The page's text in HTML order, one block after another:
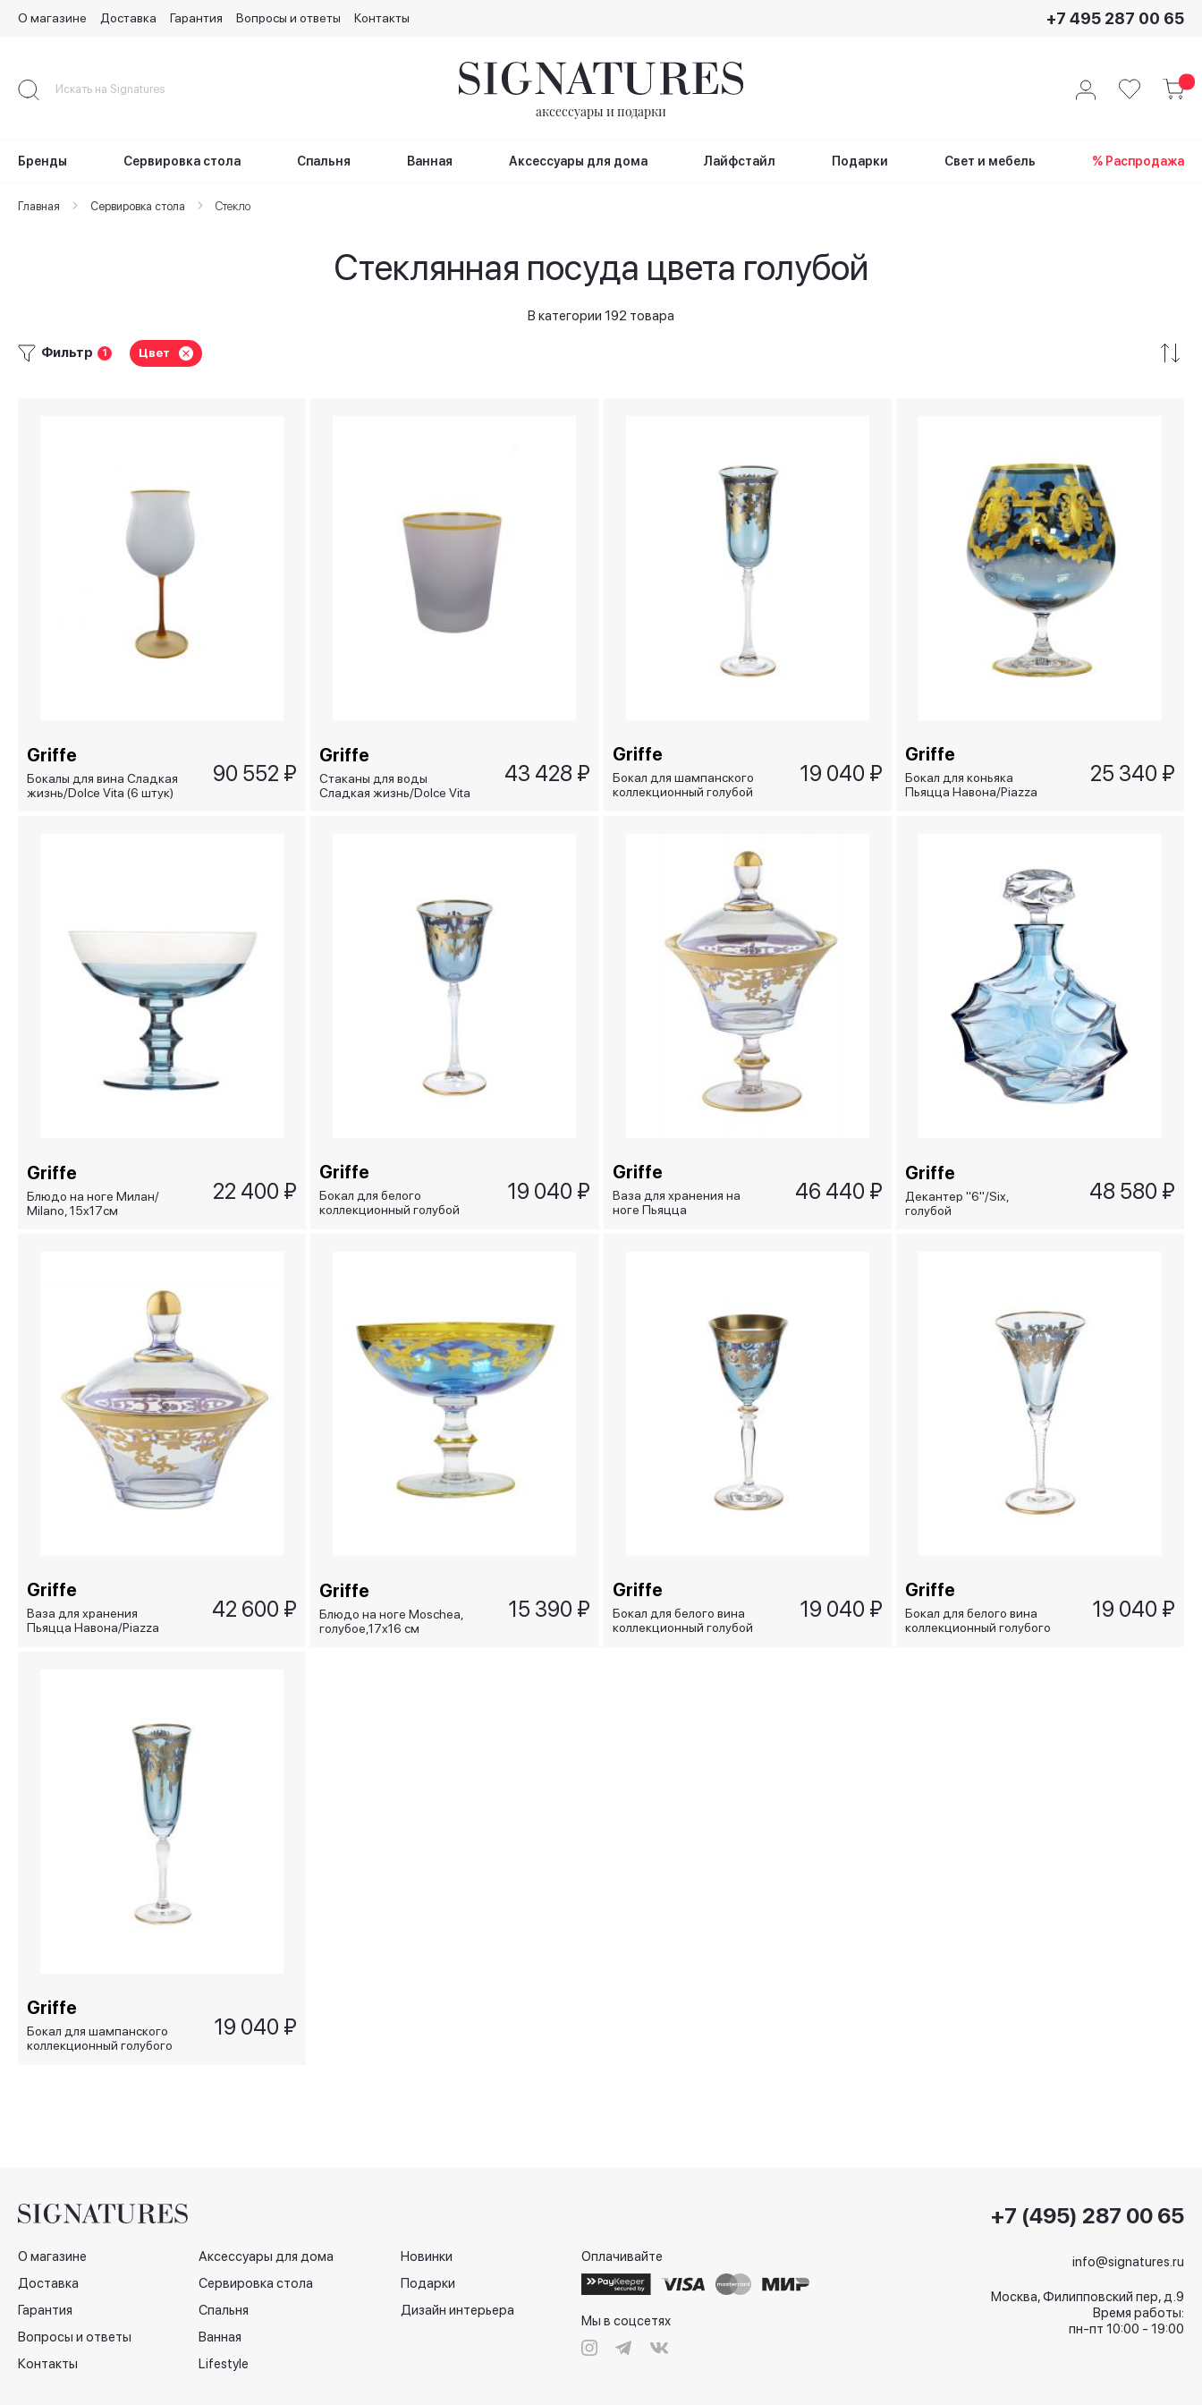
Content
О магазине Доставка Гарантия Вопросы и ответы Контакты +7 495 287 00 65
аксессуары и подарки
Бренды Сервировка стола Спальня Ванная Аксессуары для дома Лайфстайл Подарки Свет и мебель % Распродажа
Главная Сервировка стола Стекло
Стеклянная посуда цвета голубой
В категории 192 товара
Фильтр 1 Цвет
Griffe
Бокалы для вина Сладкая
жизнь/Dolce Vita (6 штук)
90 552 ₽
Griffe
Стаканы для воды
Сладкая жизнь/Dolce Vita
43 428 ₽
Griffe
Бокал для шампанского
коллекционный голубой
19 040 ₽
Griffe
Бокал для коньяка
Пьяцца Навона/Piazza
25 340 ₽
Griffe
Блюдо на ноге Милан/
Milano, 15x17см
22 400 ₽
Griffe
Бокал для белого
коллекционный голубой
19 040 ₽
Griffe
Ваза для хранения на
ноге Пьяцца
46 440 ₽
Griffe
Декантер "6"/Six,
голубой
48 580 ₽
Griffe
Ваза для хранения
Пьяцца Навона/Piazza
42 600 ₽
Griffe
Блюдо на ноге Moschea,
голубое,17x16 см
15 390 ₽
Griffe
Бокал для белого вина
коллекционный голубой
19 040 ₽
Griffe
Бокал для белого вина
коллекционный голубого
19 040 ₽
Griffe
Бокал для шампанского
коллекционный голубого
19 040 ₽
+7 (495) 287 00 65
О магазине
Доставка
Гарантия
Вопросы и ответы
Контакты
Аксессуары для дома
Сервировка стола
Спальня
Ванная
Lifestyle
Новинки
Подарки
Дизайн интерьера
Оплачивайте
Мы в соцсетях
info@signatures.ru
Москва, Филипповский пер, д.9
Время работы:
пн-пт 10:00 - 19:00